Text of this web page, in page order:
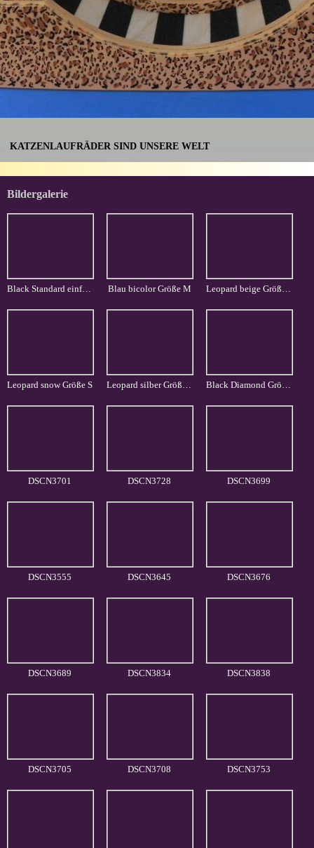
KATZENLAUFRÄDER SIND UNSERE WELT
Bildergalerie
Black Standard einfarbig Größe L Blau bicolor Größe M
Leopard snow Größe S
DSCN3701 DSCN3728 DSCN3699
DSCN3555 DSCN3645 DSCN3676
DSCN3689 DSCN3834 DSCN3838
DSCN3705 DSCN3708 DSCN3753